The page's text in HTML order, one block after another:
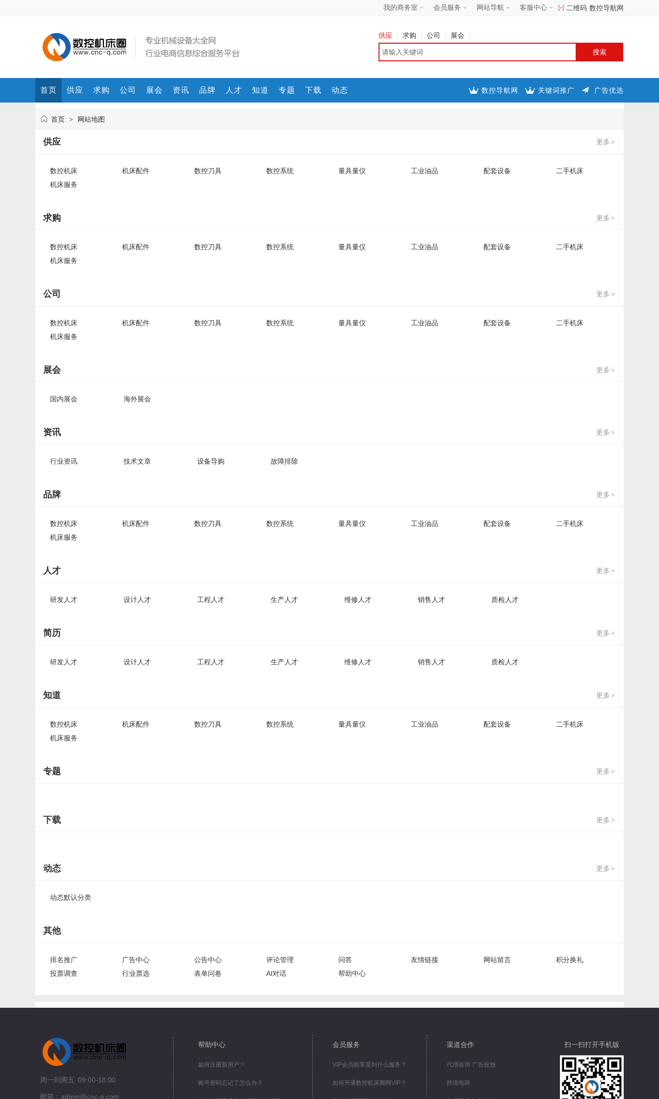
数控导航网
二维码
客服中心
网站导航
会员服务
我的商务室
供应 求购 公司 展会
首页 供应 求购 公司 展会 资讯 品牌 人才 知道 专题 下载 动态 广告优选
关键词推广
数控导航网
首页 > 网站地图
更多 >
供应
数控机床 机床配件 数控刀具 数控系统 量具量仪 工业油品 配套设备
二手机床
机床服务
更多 >
求购
数控机床 机床配件 数控刀具 数控系统 量具量仪 工业油品 配套设备
二手机床
机床服务
更多 >
公司
数控机床 机床配件 数控刀具 数控系统 量具量仪 工业油品 配套设备
二手机床
机床服务
更多 >
展会
国内展会 海外展会
更多 >
资讯
行业资讯 技术文章 设备导购 故障排除
更多 >
品牌
数控机床 机床配件 数控刀具 数控系统 量具量仪 工业油品 配套设备
二手机床
机床服务
更多 >
人才
研发人才 设计人才 工程人才 生产人才 维修人才 销售人才 质检人才
更多 >
简历
研发人才 设计人才 工程人才 生产人才 维修人才 销售人才 质检人才
更多 >
知道
数控机床 机床配件 数控刀具 数控系统 量具量仪 工业油品 配套设备
二手机床
机床服务
更多 >
专题
更多 >
下载
更多 >
动态
动态默认分类
其他
排名推广 广告中心 公告中心 评论管理 问答 友情链接 网站留言
积分换礼
投票调查
行业票选 表单问卷 AI对话 帮助中心
周一到周五 09:00-18:00
邮箱：admin@cnc-q.com
帮助中心
如何注册新用户？
账号密码忘记了怎么办？
会员服务
VIP会员能享受到什么服务？
如何开通数控机床圈网VIP？
渠道合作
代理咨询 广告投放
跨境电商
扫一扫打开手机版